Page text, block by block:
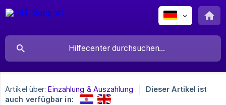
Artikel über: Einzahlung & Auszahlung
Dieser Artikel ist
auch verfügbar in: